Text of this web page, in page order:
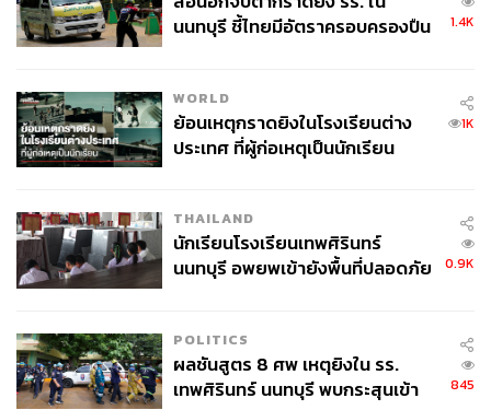
หาดใหญ่
กระทรวงการคลัง
เกาะติดวิกฤตน้ำท่วมใหญ่ภาคใต้
น้ำท่วม
รัฐวิสาหกิจ
กรมบัญชีกลาง
กรมธนารักษ์
เอกนิติ นิติทัณฑ์ประภาศ
219
นนทบุรี ชี้ไทยมีอัตราครอบครองปืน
1.4K
WORLD
ย้อนเหตุกราดยิงในโรงเรียนต่าง
ประเทศ ที่ผู้ก่อเหตุเป็นนักเรียน
1K
THAILAND
นักเรียนโรงเรียนเทพศิรินทร์
นนทบุรี อพยพเข้ายังพื้นที่ปลอดภัย
0.9K
POLITICS
ผลชันสูตร 8 ศพ เหตุยิงใน รร.
เทพศิรินทร์ นนทบุรี พบกระสุนเข้า
845